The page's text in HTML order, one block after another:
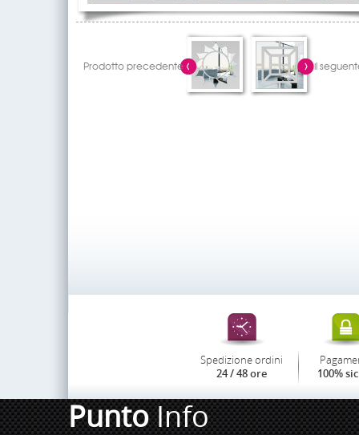
Prodotto precedente il
Spedizione ordini
24 / 48 ore 100%
PuntoInfo